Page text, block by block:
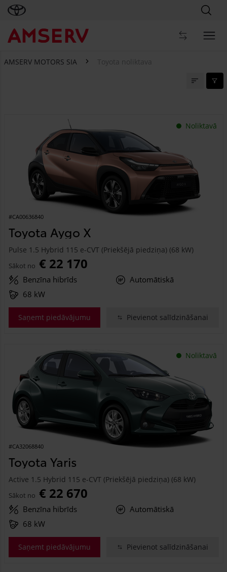
AMSERV MOTORS SIA Toyota noliktava
Noliktavā
#CA00636840
Toyota Aygo X
Pulse 1.5 Hybrid 115 e-CVT (Priekšējā piedziņa) (68 kW)
Sākot no € 22 170
Benzīna hibrīds
Automātiskā
68 kW
Saņemt piedāvājumu Pievienot salīdzināšanai
Noliktavā
#CA32068840
Toyota Yaris
Active 1.5 Hybrid 115 e-CVT (Priekšējā piedziņa) (68 kW)
Sākot no € 22 670
Benzīna hibrīds
Automātiskā
68 kW
Saņemt piedāvājumu Pievienot salīdzināšanai